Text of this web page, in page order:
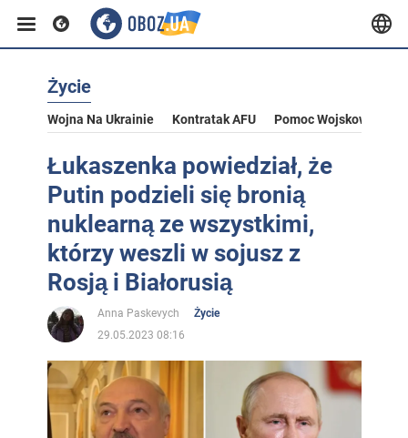
Życie
Wojna Na Ukrainie Kontratak AFU Pomoc Wojskowa Dla
Łukaszenka powiedział, że
Putin podzieli się bronią
nuklearną ze wszystkimi,
którzy weszli w sojusz z
Rosją i Białorusią
Anna Paskevych
Życie
29.05.2023 08:16